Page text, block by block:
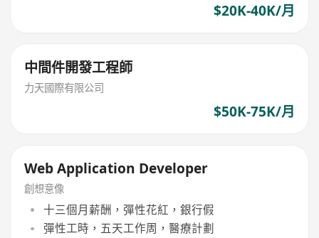
$20K-40K/月
中間件開發工程師
力天國際有限公司
$50K-75K/月
Web Application Developer
創想意像
十三個月薪酬，彈性花紅，銀行假
彈性工時，五天工作周，醫療計劃